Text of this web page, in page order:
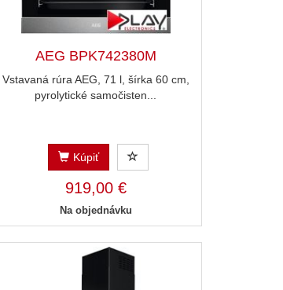
AEG BPK742380M
Vstavaná rúra AEG, 71 l, šírka 60 cm,
pyrolytické samočisten...
Kúpiť
919,00 €
Na objednávku